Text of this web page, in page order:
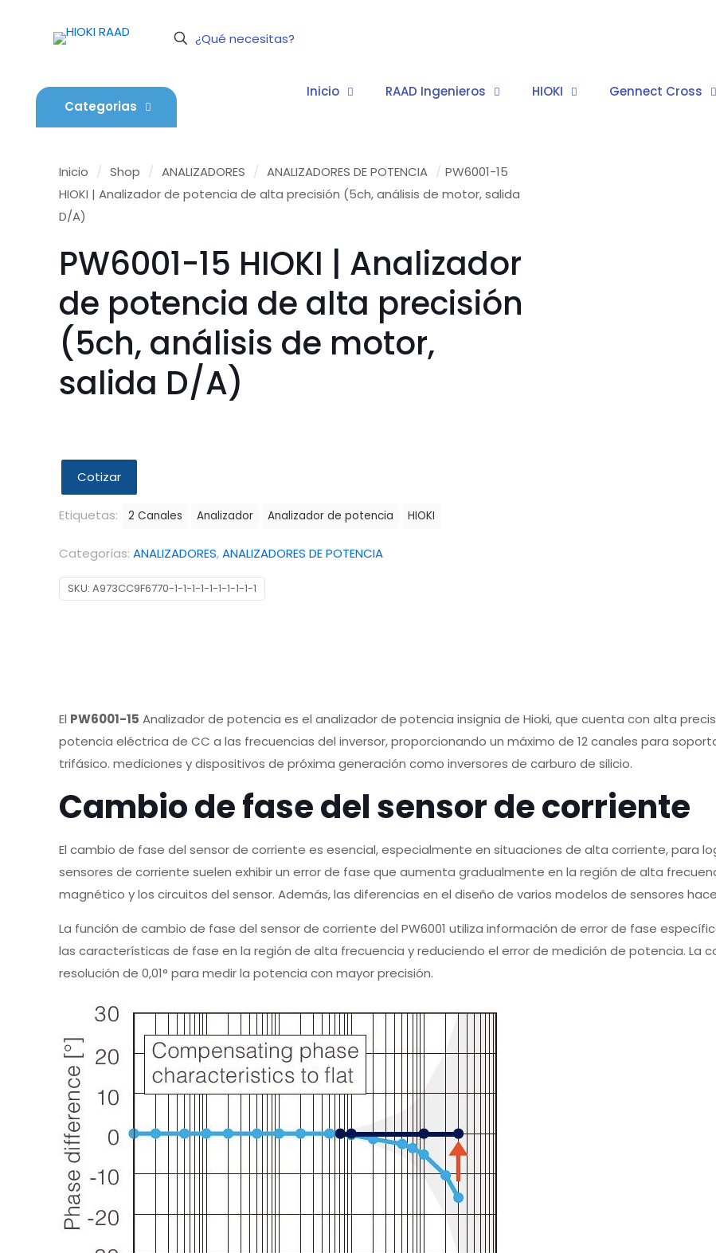
Categorias
Inicio RAAD Ingenieros HIOKI Gennect Cross
Inicio / Shop / ANALIZADORES / ANALIZADORES DE POTENCIA / PW6001-15
HIOKI | Analizador de potencia de alta precisión (5ch, análisis de motor, salida
D/A)
PW6001-15 HIOKI | Analizador
de potencia de alta precisión
(5ch, análisis de motor,
salida D/A)
Cotizar
Etiquetas: 2 Canales Analizador Analizador de potencia HIOKI
Categorías: ANALIZADORES,ANALIZADORES DE POTENCIA
SKU: A973CC9F6770-1-1-1-1-1-1-1-1-1-1
El PW6001-15 Analizador de potencia es el analizador de potencia insignia de Hioki, que cuenta con alta
potencia eléctrica de CC a las frecuencias del inversor, proporcionando un máximo de 12 canales para
trifásico. mediciones y dispositivos de próxima generación como inversores de carburo de silicio.
Cambio de fase del sensor de corriente
El cambio de fase del sensor de corriente es esencial, especialmente en situaciones de alta corriente, para
sensores de corriente suelen exhibir un error de fase que aumenta gradualmente en la región de alta
magnético y los circuitos del sensor. Además, las diferencias en el diseño de varios modelos de sensores
La función de cambio de fase del sensor de corriente del PW6001 utiliza información de error de fase
las características de fase en la región de alta frecuencia y reduciendo el error de medición de potencia. La
resolución de 0,01° para medir la potencia con mayor precisión.